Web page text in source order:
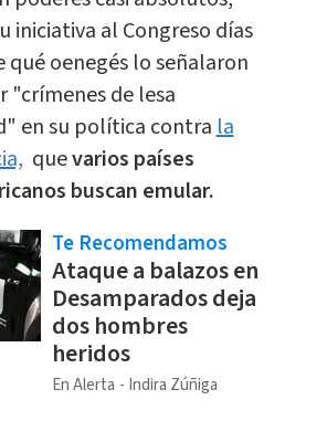
iniciativa al Congreso días
qué oenegés lo señalaron
"crímenes de lesa
en su política contrala
quevarios países
buscan emular.
Te Recomendamos
Ataque a balazos en
Desamparados deja
dos hombres
heridos
En Alerta Indira Zúñiga